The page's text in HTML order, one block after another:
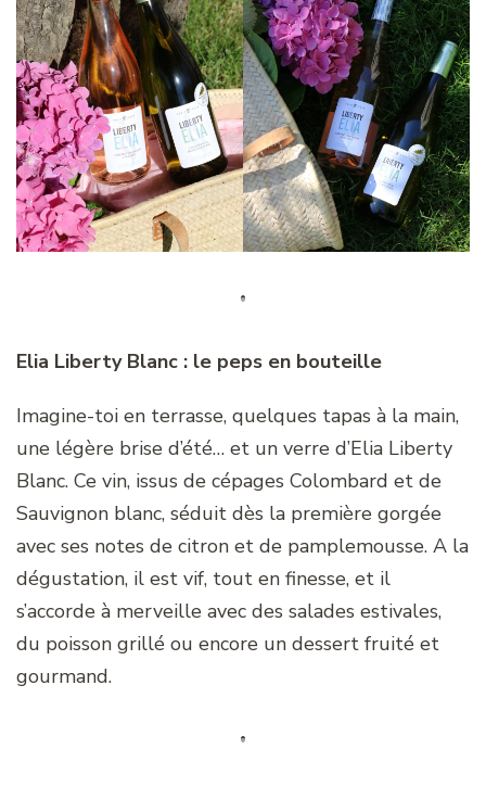
Elia Liberty Blanc : le peps en bouteille
Imagine-toi en terrasse, quelques tapas à la main,
une légère brise d’été… et un verre d’Elia Liberty
Blanc. Ce vin, issus de cépages Colombard et de
Sauvignon blanc, séduit dès la première gorgée
avec ses notes de citron et de pamplemousse. A la
dégustation, il est vif, tout en finesse, et il
s’accorde à merveille avec des salades estivales,
du poisson grillé ou encore un dessert fruité et
gourmand.